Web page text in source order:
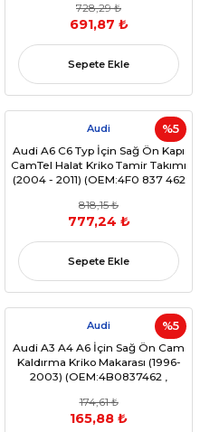
728,29 ₺
691,87 ₺
Sepete Ekle
%5
Audi
Audi A6 C6 Typ İçin Sağ Ön Kapı
CamTel Halat Kriko Tamir Takımı
(2004 - 2011) (OEM:4F0 837 462
4F0 837 462 C )
818,15 ₺
777,24 ₺
Sepete Ekle
%5
Audi
Audi A3 A4 A6 İçin Sağ Ön Cam
Kaldırma Kriko Makarası (1996-
2003) (OEM:4B0837462 ,
174,61 ₺
165,88 ₺